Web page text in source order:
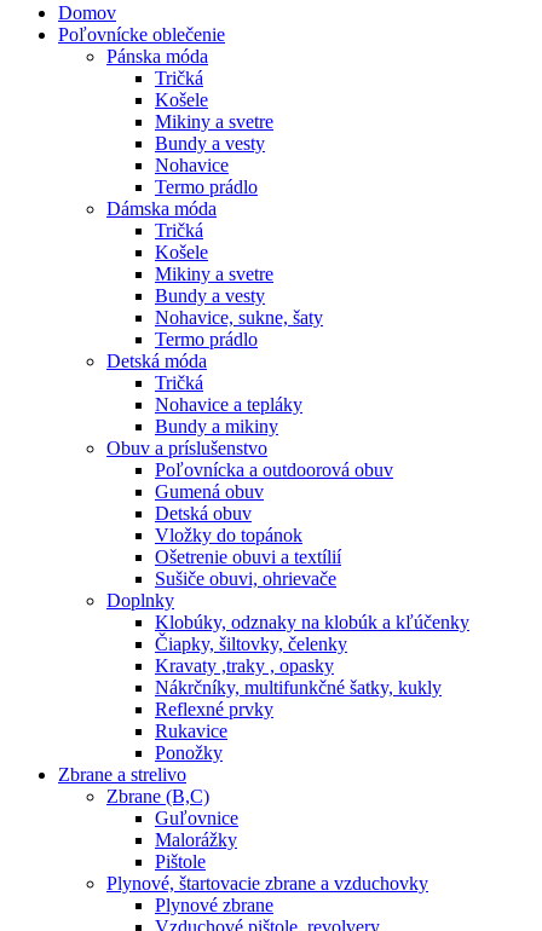
Domov
Poľovnícke oblečenie
Pánska móda
Tričká
Košele
Mikiny a svetre
Bundy a vesty
Nohavice
Termo prádlo
Dámska móda
Tričká
Košele
Mikiny a svetre
Bundy a vesty
Nohavice, sukne, šaty
Termo prádlo
Detská móda
Tričká
Nohavice a tepláky
Bundy a mikiny
Obuv a príslušenstvo
Poľovnícka a outdoorová obuv
Gumená obuv
Detská obuv
Vložky do topánok
Ošetrenie obuvi a textílií
Sušiče obuvi, ohrievače
Doplnky
Klobúky, odznaky na klobúk a kľúčenky
Čiapky, šiltovky, čelenky
Kravaty ,traky , opasky
Nákrčníky, multifunkčné šatky, kukly
Reflexné prvky
Rukavice
Ponožky
Zbrane a strelivo
Zbrane (B,C)
Guľovnice
Malorážky
Pištole
Plynové, štartovacie zbrane a vzduchovky
Plynové zbrane
Vzduchové pištole, revolvery